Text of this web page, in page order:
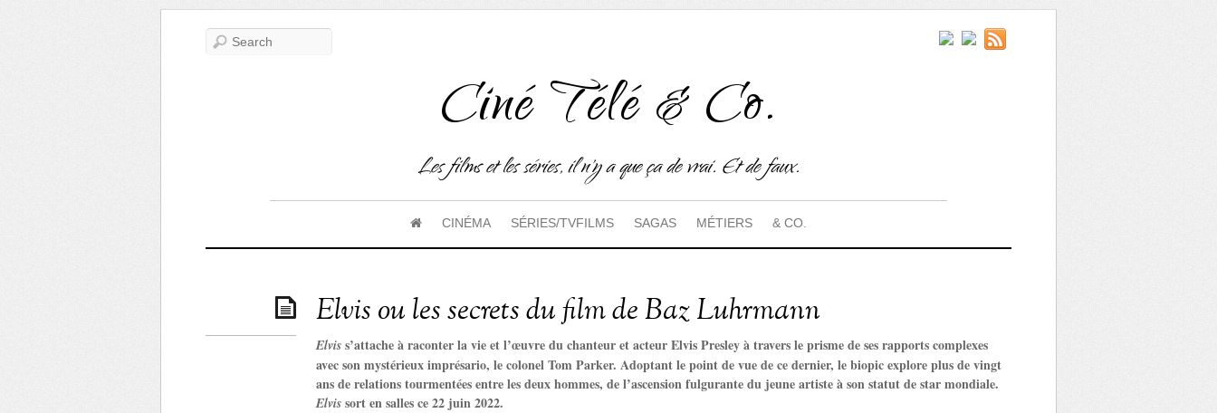
Ciné Télé & Co.
Les films et les séries, il n'y a que ça de vrai. Et de faux.
CINÉMA SÉRIES/TVFILMS SAGAS MÉTIERS & CO.
Elvis ou les secrets du film de Baz Luhrmann
Elvis s’attache à raconter la vie et l’œuvre du chanteur et acteur Elvis Presley à travers le prisme de ses rapports complexes
avec son mystérieux imprésario, le colonel Tom Parker. Adoptant le point de vue de ce dernier, le biopic explore plus de vingt
ans de relations tourmentées entre les deux hommes, de l’ascension fulgurante du jeune artiste à son statut de star mondiale.
Elvis sort en salles ce 22 juin 2022.